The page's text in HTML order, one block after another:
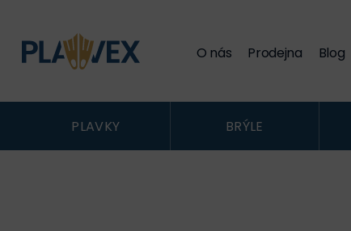
O nás Prodejna Blog
PLAVKY BRÝLE